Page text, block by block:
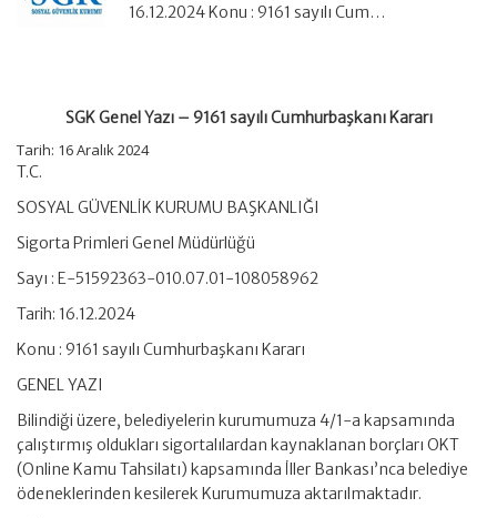
16.12.2024 Konu : 9161 sayılı Cum…
SGK Genel Yazı – 9161 sayılı Cumhurbaşkanı Kararı
Tarih: 16 Aralık 2024
T.C.
SOSYAL GÜVENLİK KURUMU BAŞKANLIĞI
Sigorta Primleri Genel Müdürlüğü
Sayı : E-51592363-010.07.01-108058962
Tarih: 16.12.2024
Konu : 9161 sayılı Cumhurbaşkanı Kararı
GENEL YAZI
Bilindiği üzere, belediyelerin kurumumuza 4/1-a kapsamında
çalıştırmış oldukları sigortalılardan kaynaklanan borçları OKT
(Online Kamu Tahsilatı) kapsamında İller Bankası’nca belediye
ödeneklerinden kesilerek Kurumumuza aktarılmaktadır.